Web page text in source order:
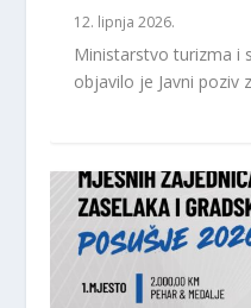
12. lipnja 2026.
Ministarstvo turizma i
objavilo je Javni poziv